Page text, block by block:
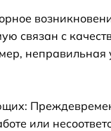
связан с
неправильная
или